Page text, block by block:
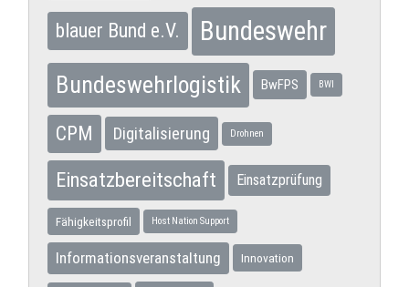
blauer Bund e.V. Bundeswehr
Bundeswehrlogistik BwFPS BWI
CPM Digitalisierung Drohnen
Einsatzbereitschaft Einsatzprüfung
Fähigkeitsprofil Host Nation Support
Informationsveranstaltung Innovation